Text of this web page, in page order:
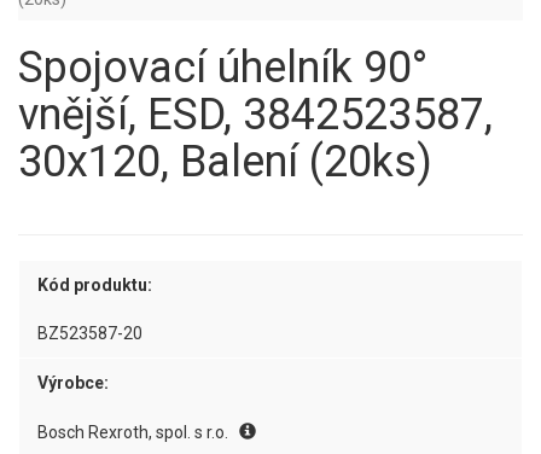
Spojovací úhelník 90°
vnější, ESD, 3842523587,
30x120, Balení (20ks)
Kód produktu:
BZ523587-20
Výrobce:
Bosch Rexroth, spol. s r.o.